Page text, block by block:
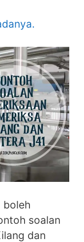
boleh
soalan
dan